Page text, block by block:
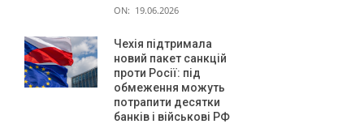
ON: 19.06.2026
Чехія підтримала
новий пакет санкцій
проти Росії: під
обмеження можуть
потрапити десятки
банків і військові РФ